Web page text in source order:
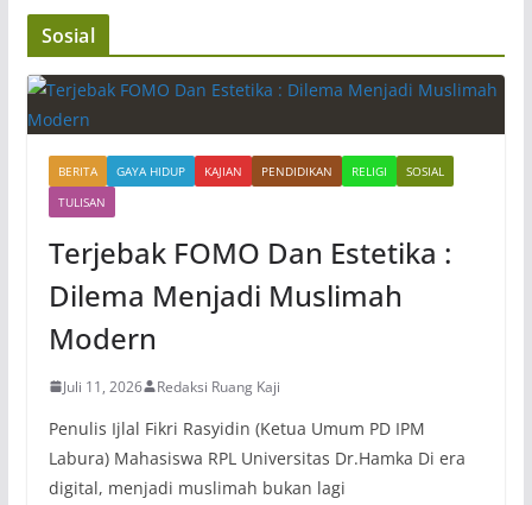
Sosial
BERITA GAYA HIDUP KAJIAN PENDIDIKAN RELIGI
SOSIAL
TULISAN
Terjebak FOMO Dan Estetika :
Dilema Menjadi Muslimah
Modern
Juli 11, 2026 Redaksi Ruang Kaji
Penulis Ijlal Fikri Rasyidin (Ketua Umum PD IPM
Labura) Mahasiswa RPL Universitas Dr.Hamka Di era
digital, menjadi muslimah bukan lagi